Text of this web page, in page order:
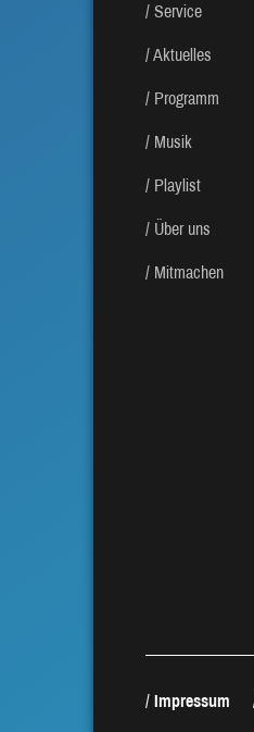
Service
Aktuelles
Programm
Musik
Playlist
Über uns
Mitmachen
Impressum